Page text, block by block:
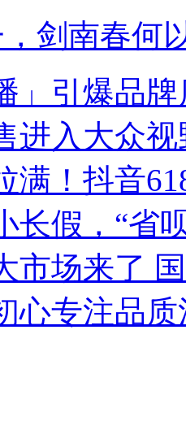
剑南春何
」引爆品
进入大众视
满！抖音
长假，“省
市场来了
心专注品